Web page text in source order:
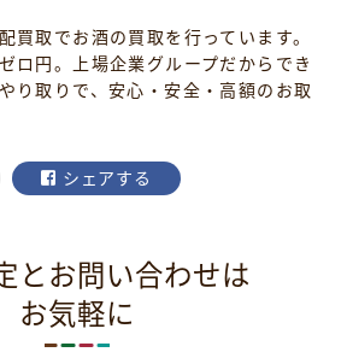
買取でお酒の買取を行っています。
ロ円。上場企業グループだからでき
り取りで、安心・安全・高額のお取
シェアする
とお問い合わせは
お気軽に